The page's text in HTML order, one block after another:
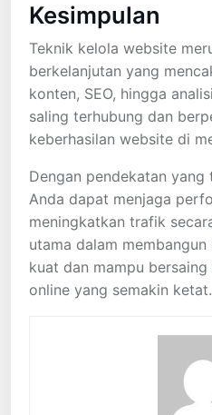
Kesimpulan
Teknik kelola website
berkelanjutan yang
konten, SEO, hingga
saling terhubung dan
keberhasilan website di
Dengan pendekatan
Anda dapat menjaga
meningkatkan trafik
utama dalam
kuat dan mampu
online yang semakin ketat.